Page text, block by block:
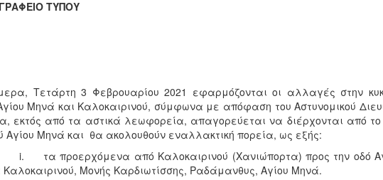
ΤΥΠΟΥ
Τετάρτη 3 Φεβρουαρίου 2021 εφαρμόζονται οι αλλαγές στην
Μηνά και Καλοκαιρινού, σύμφωνα με απόφαση του Αστυνομικού
εκτός από τα αστικά λεωφορεία, απαγορεύεται να διέρχονται από
Αγίου Μηνά και θα ακολουθούν εναλλακτική πορεία, ως εξής:
από Καλοκαιρινού (Χανιώπορτα) προς την οδό
Καλοκαιρινού, Μονής Καρδιωτίσσης, Ραδάμανθυς, Αγίου Μηνά.